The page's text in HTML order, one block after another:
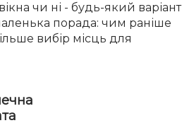
чи ні - будь-який варіант
порада: чим раніше
вибір місць для